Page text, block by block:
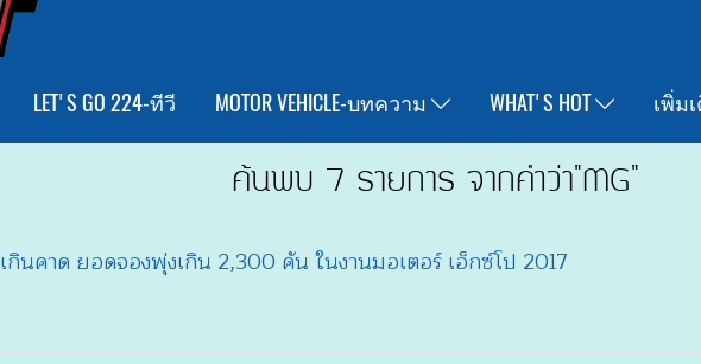
LET'S GO 224-ทีวี MOTOR VEHICLE-บทความ WHAT'S HOT เพิ่ม
ค้นพบ 7 รายการ จากคำว่า"MG"
กินคาด ยอดจองพุ่งเกิน 2,300 คัน ในงานมอเตอร์ เอ็กซ์โป 2017